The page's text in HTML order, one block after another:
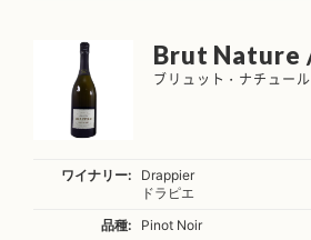
Brut Nature
ブリュット・ナチュー
ワイナリー:
Drappier
ドラピエ
品種:
Pinot Noir